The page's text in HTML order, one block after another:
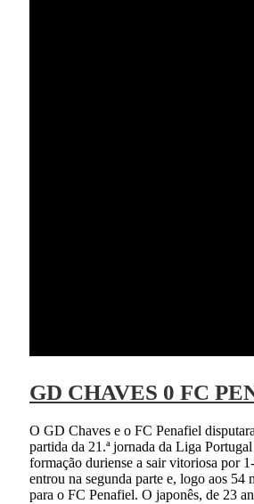
GD CHAVES 0 FC
O GD Chaves e o FC Penafiel
partida da 21.ª jornada da Liga
formação duriense a sair vitoriosa por
entrou na segunda parte e, logo aos 54
para o FC Penafiel. O japonês, de 23